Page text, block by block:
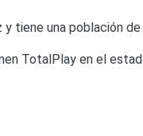
tiene una población
TotalPlay en el